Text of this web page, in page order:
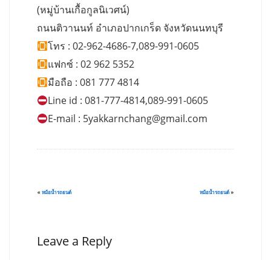
(หมู่บ้านเกื้อกูลนิเวศน์)
ถนนติวานนท์ อำเภอปากเกร็ด จังหวัดนนทบุรี
โทร : 02-962-4686-7,089-991-0605
แฟกซ์ : 02 962 5352
มือถือ : 081 777 4814
Line id : 081-777-4814,089-991-0605
E-mail : 5yakkarnchang@gmail.com
« หม้อน้ำรถยนต์ หม้อน้ำรถยนต์ »
Leave a Reply